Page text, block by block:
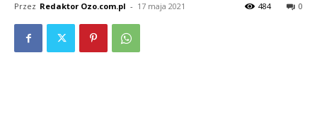
Przez Redaktor Ozo.com.pl - 17 maja 2021 0
484